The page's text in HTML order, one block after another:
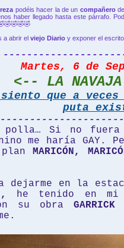
podéis hacer la de un compañerode
haber llegado hasta este párrafo.
a abrir el viejo Diario y exponer el
Martes, 6 de
<-- LA
que a
puta
Si no fuera
me haría GAY.
planMARICÓN,
dejarme en la
he tenido en mi
su obraGARRICK